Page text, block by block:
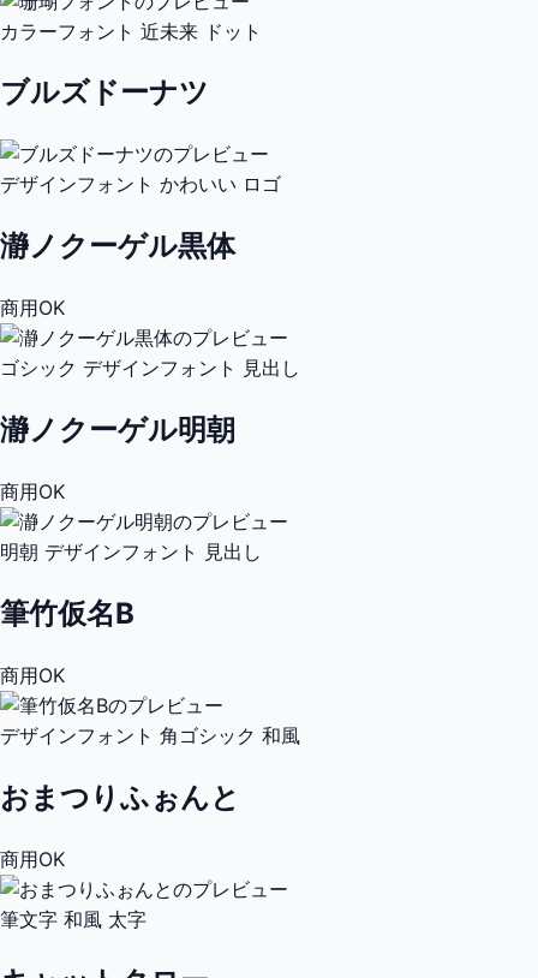
カラーフォント 近未来 ドット
ブルズドーナツ
デザインフォント かわいい ロゴ
瀞ノクーゲル黒体
商用OK
ゴシック デザインフォント 見出し
瀞ノクーゲル明朝
商用OK
明朝 デザインフォント 見出し
筆竹仮名B
商用OK
デザインフォント 角ゴシック 和風
おまつりふぉんと
商用OK
筆文字 和風 太字